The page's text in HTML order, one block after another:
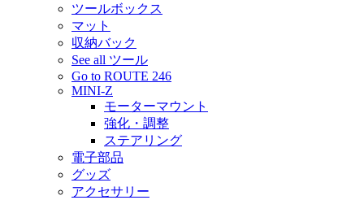
ツールボックス
マット
収納バック
See all ツール
Go to ROUTE 246
MINI-Z
モーターマウント
強化・調整
ステアリング
電子部品
グッズ
アクセサリー